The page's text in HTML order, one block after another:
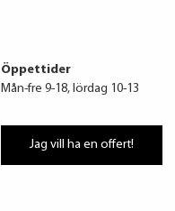
Öppettider
Mån-fre 9-18, lördag 10-13
Jag vill ha en offert!